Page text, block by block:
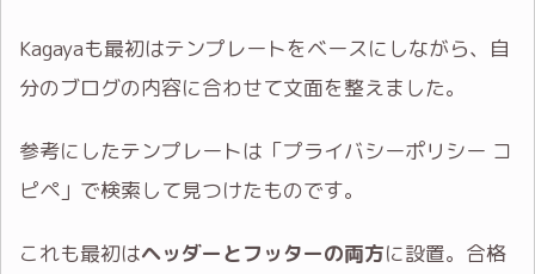
Kagayaも最初はテンプレートをベースにしながら、自
分のブログの内容に合わせて文面を整えました。
参考にしたテンプレートは「プライバシーポリシー コ
ピペ」で検索して見つけたものです。
これも最初はヘッダーとフッターの両方に設置。合格